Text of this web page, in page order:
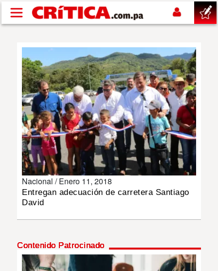
Pasar al contenido principal
SUCESOS
NACIONAL
POLÍTICA
SHOW
DEPORTES
MULTIMEDIA
Nacional /Enero 11, 2018
Entregan adecuación de carretera Santiago
David
Contenido Patrocinado